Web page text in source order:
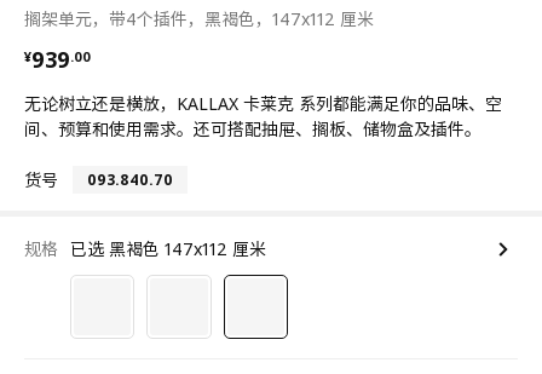
搁架单元，带4个插件，黑褐色，147x112 厘米
¥939.00
¥ 939.00
无论树立还是横放，KALLAX 卡莱克 系列都能满足你的品味、空
间、预算和使用需求。还可搭配抽屉、搁板、储物盒及插件。
货号 093.840.70
规格 已选 黑褐色 147x112 厘米